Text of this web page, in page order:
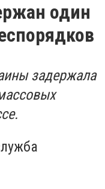
один
задержала